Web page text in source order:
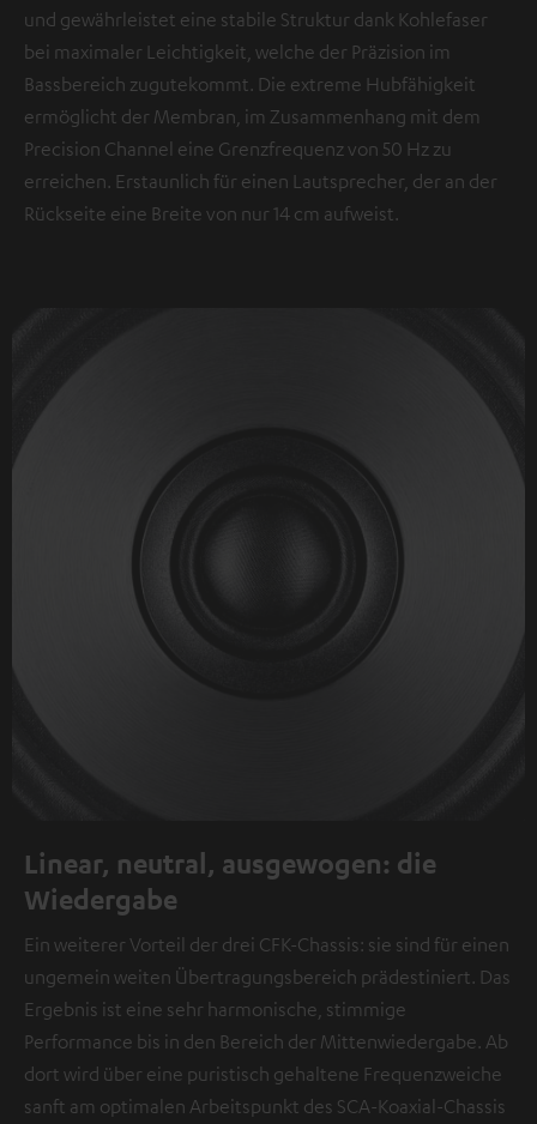
und gewährleistet eine stabile Struktur dank Kohlefaser
bei maximaler Leichtigkeit, welche der Präzision im
Bassbereich zugutekommt. Die extreme Hubfähigkeit
ermöglicht der Membran, im Zusammenhang mit dem
Precision Channel eine Grenzfrequenz von 50 Hz zu
erreichen. Erstaunlich für einen Lautsprecher, der an der
Rückseite eine Breite von nur 14 cm aufweist.
Linear, neutral, ausgewogen: die
Wiedergabe
Ein weiterer Vorteil der drei CFK-Chassis: sie sind für einen
ungemein weiten Übertragungsbereich prädestiniert. Das
Ergebnis ist eine sehr harmonische, stimmige
Performance bis in den Bereich der Mittenwiedergabe. Ab
dort wird über eine puristisch gehaltene Frequenzweiche
sanft am optimalen Arbeitspunkt des SCA-Koaxial-Chassis